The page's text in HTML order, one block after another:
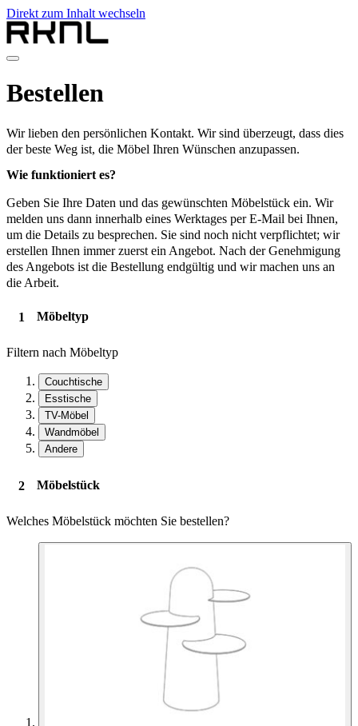
Direkt zum Inhalt wechseln
Home
Produkte
de
nl
de
fr
en
Bestellen
Wir lieben den persönlichen Kontakt. Wir sind überzeugt, dass dies
der beste Weg ist, die Möbel Ihren Wünschen anzupassen.
Wie funktioniert es?
Geben Sie Ihre Daten und das gewünschten Möbelstück ein. Wir
melden uns dann innerhalb eines Werktages per E-Mail bei Ihnen,
um die Details zu besprechen. Sie sind noch nicht verpflichtet; wir
erstellen Ihnen immer zuerst ein Angebot. Nach der Genehmigung
des Angebots ist die Bestellung endgültig und wir machen uns an
die Arbeit.
Möbeltyp
Filtern nach Möbeltyp
Couchtische
Esstische
TV-Möbel
Wandmöbel
Andere
Möbelstück
Welches Möbelstück möchten Sie bestellen?